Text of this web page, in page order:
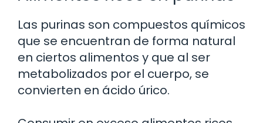
Las purinas son compuestos químicos
que se encuentran de forma natural
en ciertos alimentos y que al ser
metabolizados por el cuerpo, se
convierten en ácido úrico.